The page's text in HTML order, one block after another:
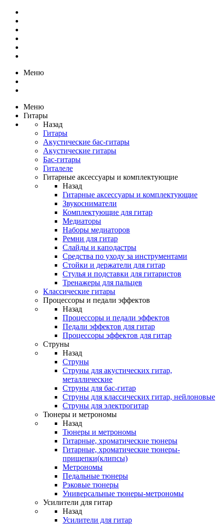
Меню
Меню
Гитары
Назад
Гитары
Акустические бас-гитары
Акустические гитары
Бас-гитары
Гиталеле
Гитарные аксессуары и комплектующие
Назад
Гитарные аксессуары и комплектующие
Звукосниматели
Комплектующие для гитар
Медиаторы
Наборы медиаторов
Ремни для гитар
Слайды и каподастры
Средства по уходу за инструментами
Стойки и держатели для гитар
Стулья и подставки для гитаристов
Тренажеры для пальцев
Классические гитары
Процессоры и педали эффектов
Назад
Процессоры и педали эффектов
Педали эффектов для гитар
Процессоры эффектов для гитар
Струны
Назад
Струны
Струны для акустических гитар,
металлические
Струны для бас-гитар
Струны для классических гитар, нейлоновые
Струны для электрогитар
Тюнеры и метрономы
Назад
Тюнеры и метрономы
Гитарные, хроматические тюнеры
Гитарные, хроматические тюнеры-
прищепки(клипсы)
Метрономы
Педальные тюнеры
Рэковые тюнеры
Универсальные тюнеры-метрономы
Усилители для гитар
Назад
Усилители для гитар